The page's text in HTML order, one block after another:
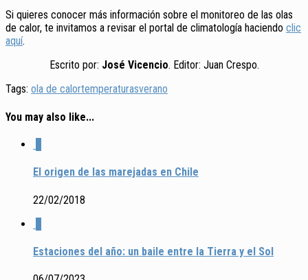
Si quieres conocer más información sobre el monitoreo de las olas
de calor, te invitamos a revisar el portal de climatología haciendo clic
aquí.
Escrito por: José Vicencio. Editor: Juan Crespo.
Tags: ola de calortemperaturasverano
You may also like...
El origen de las marejadas en Chile
22/02/2018
Estaciones del año: un baile entre la Tierra y el Sol